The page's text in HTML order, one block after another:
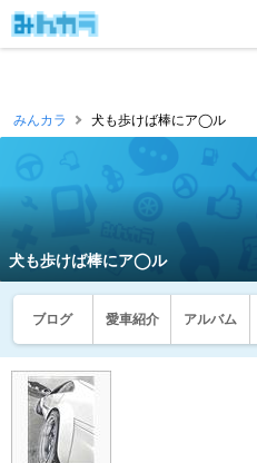
みんカラ 犬も歩けば棒にア◯ル
犬も歩けば棒にア◯ル
ブログ 愛車紹介 アルバム